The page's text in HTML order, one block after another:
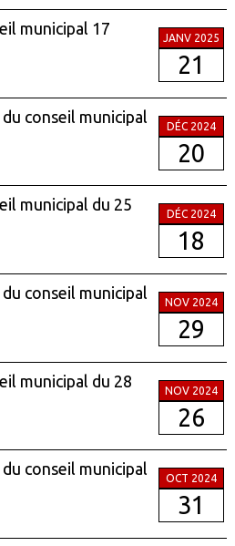
municipal 17
JANV 2025
21
conseil municipal
DÉC 2024
20
municipal du 25
DÉC 2024
18
conseil municipal
NOV 2024
29
municipal du 28
NOV 2024
26
conseil municipal
OCT 2024
31